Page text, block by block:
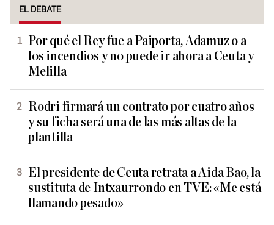
EL DEBATE
Por qué el Rey fue a Paiporta, Adamuz o a
los incendios y no puede ir ahora a Ceuta y
Melilla
Rodri firmará un contrato por cuatro años
y su ficha será una de las más altas de la
plantilla
El presidente de Ceuta retrata a Aida Bao, la
sustituta de Intxaurrondo en TVE: «Me está
llamando pesado»